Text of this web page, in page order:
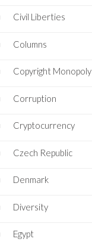
Civil Liberties
Columns
Copyright Monopoly
Corruption
Cryptocurrency
Czech Republic
Denmark
Diversity
Egypt